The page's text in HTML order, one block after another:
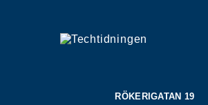
RÖKERIGATAN 19